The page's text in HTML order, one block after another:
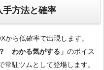
手方法と確率
から低確率で出現します。
わかる気がする」 のボイス
駐ツムとして登場します。